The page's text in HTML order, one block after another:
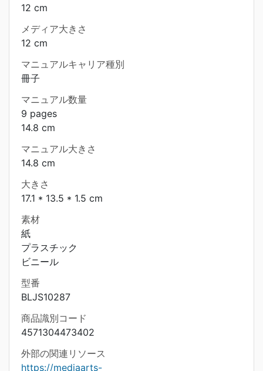
12 cm
メディア大きさ
12 cm
マニュアルキャリア種別
冊子
マニュアル数量
9 pages
14.8 cm
マニュアル大きさ
14.8 cm
大きさ
17.1 * 13.5 * 1.5 cm
素材
紙
プラスチック
ビニール
型番
BLJS10287
商品識別コード
4571304473402
外部の関連リソース
https://mediaarts-